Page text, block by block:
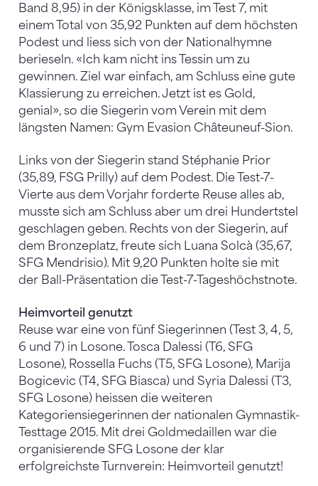
Band 8,95) in der Königsklasse, im Test 7, mit
einem Total von 35,92 Punkten auf dem höchsten
Podest und liess sich von der Nationalhymne
berieseln. «Ich kam nicht ins Tessin um zu
gewinnen. Ziel war einfach, am Schluss eine gute
Klassierung zu erreichen. Jetzt ist es Gold,
genial», so die Siegerin vom Verein mit dem
längsten Namen: Gym Evasion Châteuneuf-Sion.
Links von der Siegerin stand Stéphanie Prior
(35,89, FSG Prilly) auf dem Podest. Die Test-7-
Vierte aus dem Vorjahr forderte Reuse alles ab,
musste sich am Schluss aber um drei Hundertstel
geschlagen geben. Rechts von der Siegerin, auf
dem Bronzeplatz, freute sich Luana Solcà (35,67,
SFG Mendrisio). Mit 9,20 Punkten holte sie mit
der Ball-Präsentation die Test-7-Tageshöchstnote.
Heimvorteil genutzt
Reuse war eine von fünf Siegerinnen (Test 3, 4, 5,
6 und 7) in Losone. Tosca Dalessi (T6, SFG
Losone), Rossella Fuchs (T5, SFG Losone), Marija
Bogicevic (T4, SFG Biasca) und Syria Dalessi (T3,
SFG Losone) heissen die weiteren
Kategoriensiegerinnen der nationalen Gymnastik-
Testtage 2015. Mit drei Goldmedaillen war die
organisierende SFG Losone der klar
erfolgreichste Turnverein: Heimvorteil genutzt!